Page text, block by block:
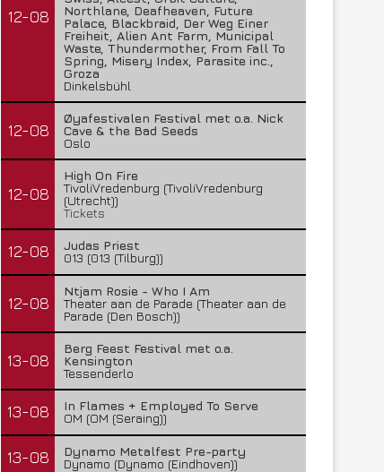
12-08
Northlane, Deafheaven, Future
Palace, Blackbraid, Der Weg Einer
Freiheit, Alien Ant Farm, Municipal
Waste, Thundermother, From Fall To
Spring, Misery Index, Parasite inc.,
Groza
Dinkelsbühl
12-08
Øyafestivalen Festival met o.a. Nick
Cave & the Bad Seeds
Oslo
12-08
High On Fire
TivoliVredenburg (TivoliVredenburg
(Utrecht))
Tickets
12-08
Judas Priest
013 (013 (Tilburg))
12-08
Ntjam Rosie - Who I Am
Theater aan de Parade (Theater aan de
Parade (Den Bosch))
13-08
Berg Feest Festival met o.a.
Kensington
Tessenderlo
13-08
In Flames + Employed To Serve
OM (OM (Seraing))
13-08
Dynamo Metalfest Pre-party
Dynamo (Dynamo (Eindhoven))